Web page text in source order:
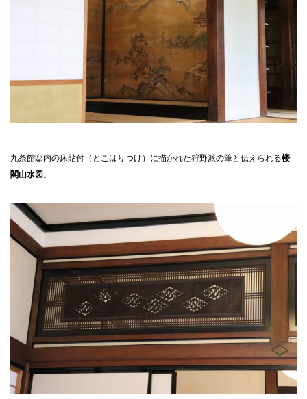
九条館邸内の床貼付（とこはりつけ）に描かれた狩野派の筆と伝えられる楼
閣山水図 。